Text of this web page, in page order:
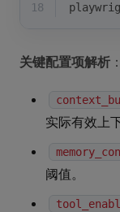
18
关键配置项解析 ：
实际有效上
阈值。